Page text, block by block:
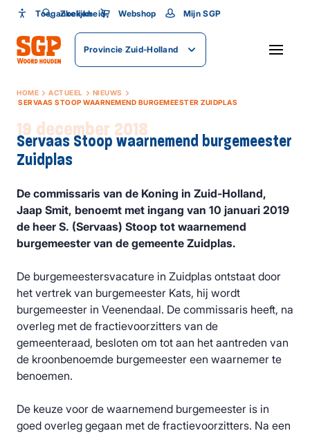
Toegankelijkheid
Toegankelijkheid
Lettergrootte
Zoeken Webshop Mijn SGP
Provincie Zuid-Holland
HOME ACTUEEL
NIEUWS
SERVAAS STOOP WAARNEMEND BURGEMEESTER ZUIDPLAS
19 december 2018
Servaas Stoop waarnemend burgemeester
Zuidplas
De commissaris van de Koning in Zuid-Holland,
Jaap Smit, benoemt met ingang van 10 januari 2019
de heer S. (Servaas) Stoop tot waarnemend
burgemeester van de gemeente Zuidplas.
De burgemeestersvacature in Zuidplas ontstaat door
het vertrek van burgemeester Kats, hij wordt
burgemeester in Veenendaal. De commissaris heeft, na
overleg met de fractievoorzitters van de
gemeenteraad, besloten om tot aan het aantreden van
de kroonbenoemde burgemeester een waarnemer te
benoemen.
De keuze voor de waarnemend burgemeester is in
goed overleg gegaan met de fractievoorzitters. Na een